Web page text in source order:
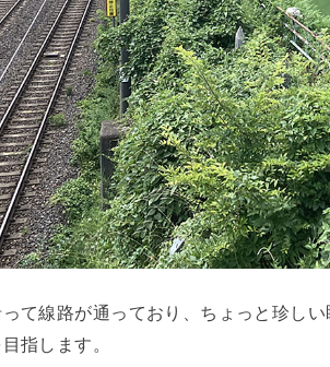
て線路が通っており、ちょっと珍し
指します。